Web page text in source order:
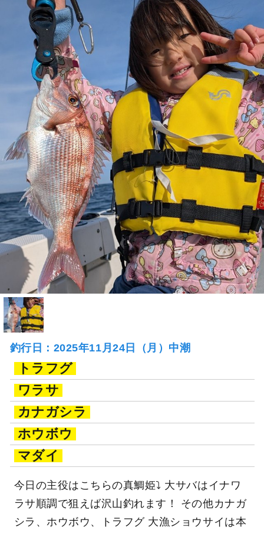
釣行日：2025年11月24日（月）中潮
トラフグ
ワラサ
カナガシラ
ホウボウ
マダイ
今日の主役はこちらの真鯛姫⤵ 大サバはイナワ
ラサ順調で狙えば沢山釣れます！ その他カナガ
シラ、ホウボウ、トラフグ 大漁ショウサイは本